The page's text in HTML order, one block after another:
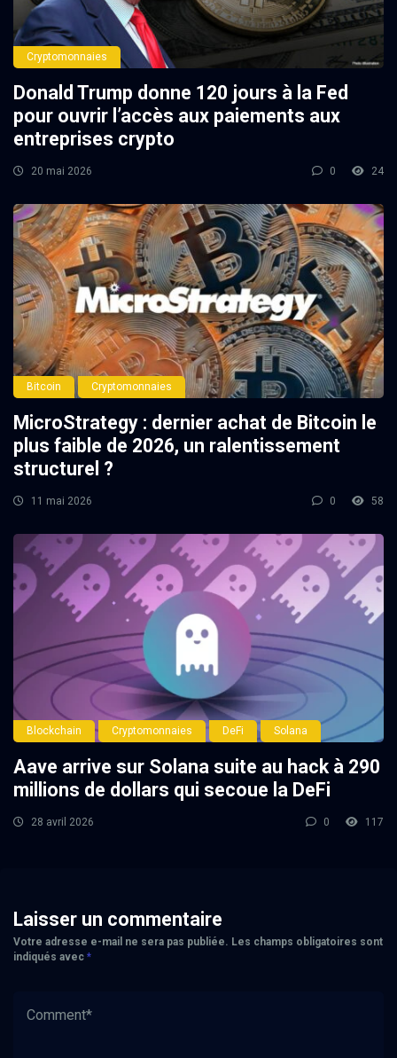
Cryptomonnaies
Donald Trump donne 120 jours à la Fed
pour ouvrir l’accès aux paiements aux
entreprises crypto
20 mai 2026 0 24
Bitcoin Cryptomonnaies
MicroStrategy : dernier achat de Bitcoin le
plus faible de 2026, un ralentissement
structurel ?
11 mai 2026 0 58
Blockchain Cryptomonnaies DeFi Solana
Aave arrive sur Solana suite au hack à 290
millions de dollars qui secoue la DeFi
28 avril 2026 0 117
Laisser un commentaire
Votre adresse e-mail ne sera pas publiée. Les champs obligatoires sont
indiqués avec *